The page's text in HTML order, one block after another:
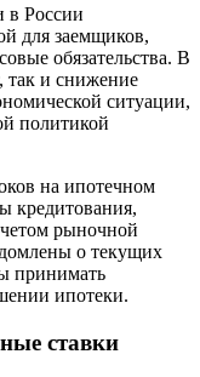
в России
для заемщиков,
обязательства. В
так и снижение
ситуации,
политикой
на ипотечном
кредитования,
рыночной
о текущих
принимать
ипотеки.
ставки